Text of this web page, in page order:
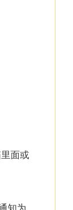
面或
知为